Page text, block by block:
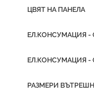
ЦВЯТ НА ПАНЕЛА
ЕЛ.КОНСУМАЦИЯ -
ЕЛ.КОНСУМАЦИЯ -
РАЗМЕРИ